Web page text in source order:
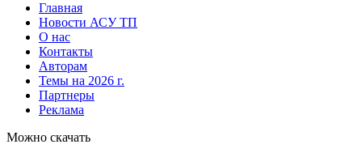
Главная
Новости АСУ ТП
О нас
Контакты
Авторам
Темы на 2026 г.
Партнеры
Реклама
Можно скачать